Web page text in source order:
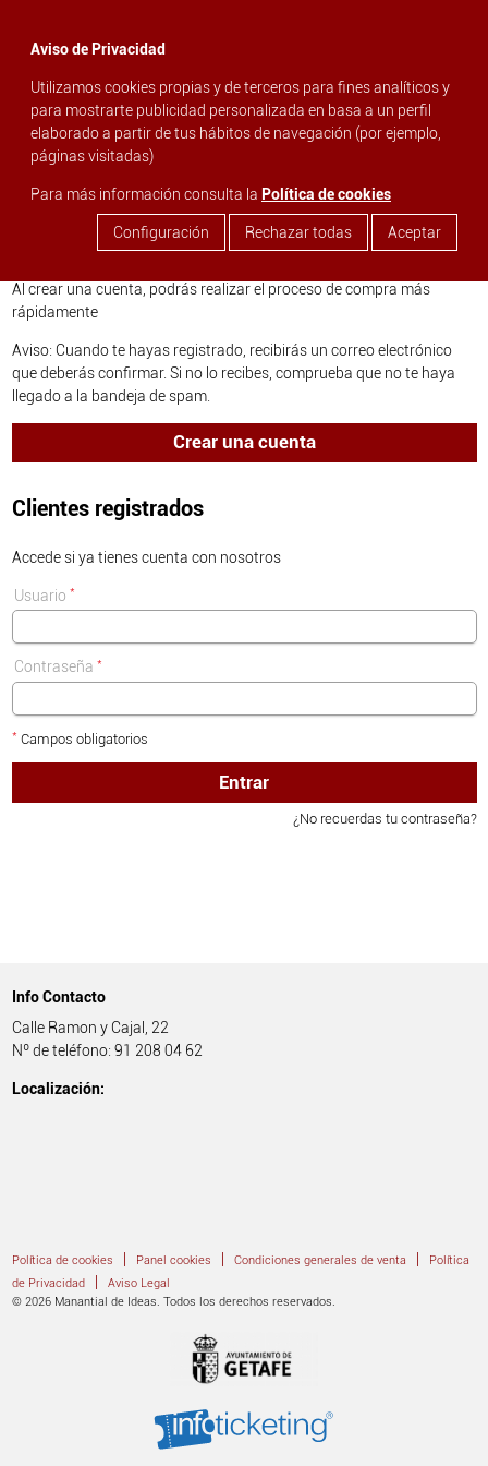
Aviso de Privacidad
Utilizamos cookies propias y de terceros para fines analíticos y
para mostrarte publicidad personalizada en basa a un perfil
elaborado a partir de tus hábitos de navegación (por ejemplo,
páginas visitadas)
Para más información consulta la Política de cookies
Configuración Rechazar todas Aceptar
search
Inicia sesión o crea una nueva cuenta
Nuevo usuario
Al crear una cuenta, podrás realizar el proceso de compra más
rápidamente
Aviso: Cuando te hayas registrado, recibirás un correo electrónico
que deberás confirmar. Si no lo recibes, comprueba que no te haya
llegado a la bandeja de spam.
Crear una cuenta
Clientes registrados
Accede si ya tienes cuenta con nosotros
Usuario *
Contraseña *
* Campos obligatorios
Entrar
¿No recuerdas tu contraseña?
Info Contacto
Calle Ramon y Cajal, 22
Nº de teléfono: 91 208 04 62
Localización:
Política de cookies Panel cookies Condiciones generales de venta
Política
de Privacidad|
Aviso Legal
© 2026 Manantial de Ideas. Todos los derechos reservados.